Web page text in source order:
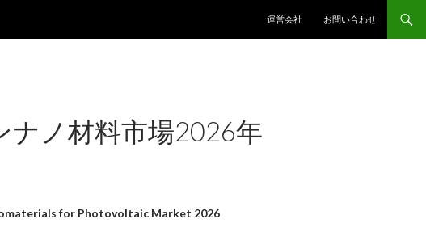
運営会社
お問い合わせ
ナノ材料市場2026年
for Photovoltaic Market 2026